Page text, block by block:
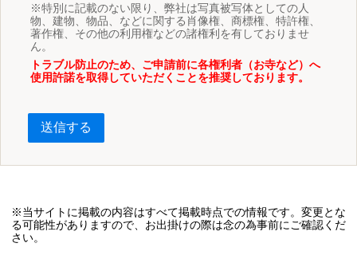
※特別に記載のない限り、弊社は写真被写体としての人
物、建物、物品、などに関する肖像権、商標権、特許権、
著作権、その他の利用権などの諸権利を有しておりませ
ん。
トラブル防止のため、ご申請前に各権利者（お寺など）へ
使用許諾を取得していただくことを推奨しております。
送信する
※当サイトに掲載の内容はすべて掲載時点での情報です。変更とな
る可能性がありますので、お出掛けの際は念の為事前にご確認くだ
さい。